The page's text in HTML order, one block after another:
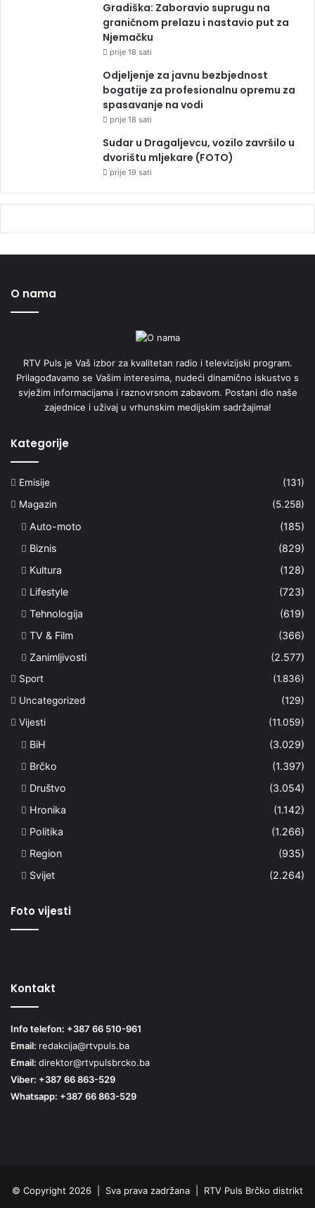
Gradiška: Zaboravio suprugu na
graničnom prelazu i nastavio put za
Njemačku
prije 18 sati
Odjeljenje za javnu bezbjednost
bogatije za profesionalnu opremu za
spasavanje na vodi
prije 18 sati
Sudar u Dragaljevcu, vozilo završilo u
dvorištu mljekare (FOTO)
prije 19 sati
O nama
RTV Puls je Vaš izbor za kvalitetan radio i televizijski program.
Prilagođavamo se Vašim interesima, nudeći dinamično iskustvo s
svježim informacijama i raznovrsnom zabavom. Postani dio naše
zajednice i uživaj u vrhunskim medijskim sadržajima!
Kategorije
Emisije
(131)
Magazin
(5.258)
Auto-moto
(185)
Biznis
(829)
Kultura
(128)
Lifestyle
(723)
Tehnologija
(619)
TV & Film
(366)
Zanimljivosti
(2.577)
Sport
(1.836)
Uncategorized
(129)
Vijesti
(11.059)
BiH
(3.029)
Brčko
(1.397)
Društvo
(3.054)
Hronika
(1.142)
Politika
(1.266)
Region
(935)
Svijet
(2.264)
Foto vijesti
Kontakt
Info telefon: +387 66 510-961
Email: redakcija@rtvpuls.ba
Email: direktor@rtvpulsbrcko.ba
Viber: +387 66 863-529
Whatsapp: +387 66 863-529
© Copyright 2026 | Sva prava zadržana | RTV Puls Brčko distrikt